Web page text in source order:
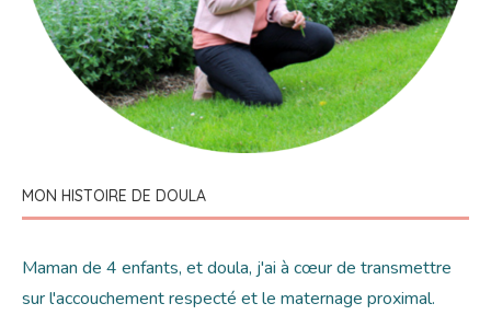
MON HISTOIRE DE DOULA
Maman de 4 enfants, et doula, j'ai à cœur de transmettre
sur l'accouchement respecté et le maternage proximal.